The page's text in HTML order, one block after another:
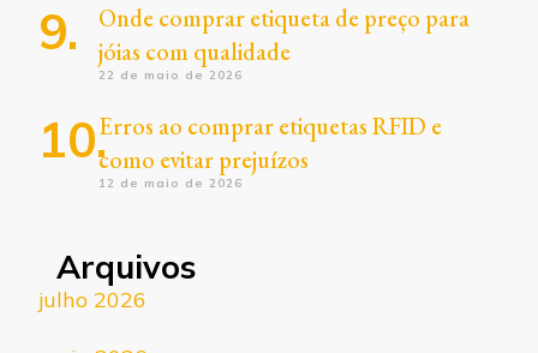
Onde comprar etiqueta de preço para
jóias com qualidade
22 de maio de 2026
Erros ao comprar etiquetas RFID e
como evitar prejuízos
12 de maio de 2026
Arquivos
julho 2026